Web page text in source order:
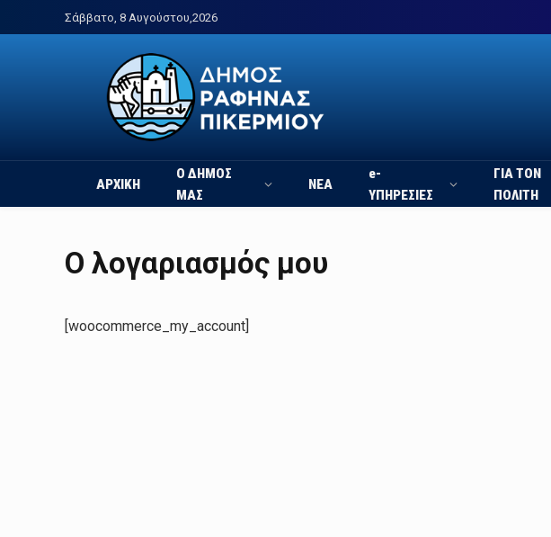
Σάββατο, 8 Αυγούστου,2026
ΑΡΧΙΚΗ
Ο ΔΗΜΟΣ
ΜΑΣ
ΝΕΑ
e-
ΥΠΗΡΕΣΙΕΣ
ΓΙΑ ΤΟΝ
ΠΟΛΙΤΗ
Ο λογαριασμός μου
[woocommerce_my_account]